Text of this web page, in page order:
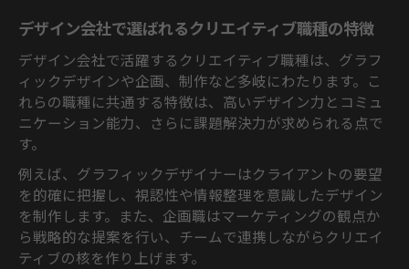
デザイン会社で選ばれるクリエイティブ職種の特徴
デザイン会社で活躍するクリエイティブ職種は、グラフ
ィックデザインや企画、制作など多岐にわたります。こ
れらの職種に共通する特徴は、高いデザイン力とコミュ
ニケーション能力、さらに課題解決力が求められる点で
す。
例えば、グラフィックデザイナーはクライアントの要望
を的確に把握し、視認性や情報整理を意識したデザイン
を制作します。また、企画職はマーケティングの観点か
ら戦略的な提案を行い、チームで連携しながらクリエイ
ティブの核を作り上げます。